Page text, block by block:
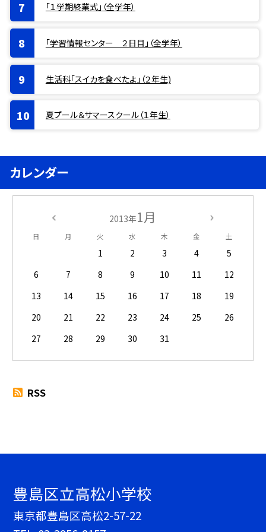
「１学期終業式」（全学年）
「学習情報センター ２日目」（全学年）
生活科「スイカを食べたよ」（２年生)
夏プール＆サマースクール（１年生）
カレンダー
2013年1月
日 月 火 水 木 金 土
1 2 3 4
5
6
7 8 9 10 11
12
13
14 15 16 17 18
19
20
21 22 23 24 25
26
27
28 29 30 31
RSS
豊島区立高松小学校
東京都豊島区高松2-57-22